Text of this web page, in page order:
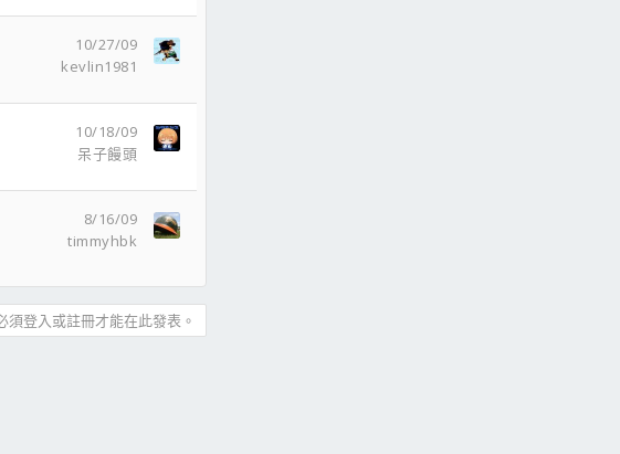
10/27/09
kevlin1981
10/18/09
呆子饅頭
8/16/09
timmyhbk
須登入或註冊才能在此發表。